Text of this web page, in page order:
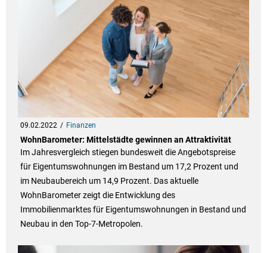
09.02.2022 Finanzen
WohnBarometer: Mittelstädte gewinnen an Attraktivität
Im Jahresvergleich stiegen bundesweit die Angebotspreise
für Eigentumswohnungen im Bestand um 17,2 Prozent und
im Neubaubereich um 14,9 Prozent. Das aktuelle
WohnBarometer zeigt die Entwicklung des
Immobilienmarktes für Eigentumswohnungen in Bestand und
Neubau in den Top-7-Metropolen.